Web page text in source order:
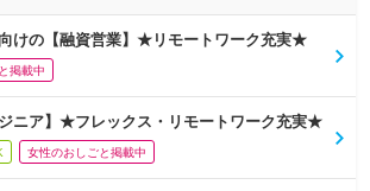
けの【融資営業】★リモートワーク充実★
掲載中
ジニア】★フレックス・リモートワーク充実★
女性のおしごと掲載中